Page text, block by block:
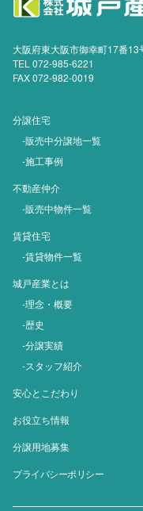
大阪府東大阪市御幸町17番13
TEL 072-985-6221
FAX 072-982-0019
分譲住宅
-販売中分譲地一覧
-施工事例
不動産仲介
-販売中物件一覧
賃貸住宅
-賃貸物件一覧
城戸産業とは
-理念・概要
-歴史
-分譲実績
-スタッフ紹介
安心とこだわり
お役立ち情報
分譲用地募集
プライバシーポリシー